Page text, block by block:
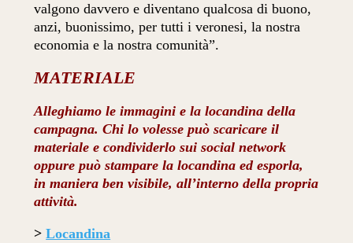
valgono davvero e diventano qualcosa di buono,
anzi, buonissimo, per tutti i veronesi, la nostra
economia e la nostra comunità”.
MATERIALE
Alleghiamo le immagini e la locandina della
campagna. Chi lo volesse può scaricare il
materiale e condividerlo sui social network
oppure può stampare la locandina ed esporla,
in maniera ben visibile, all’interno della propria
attività.
>Locandina